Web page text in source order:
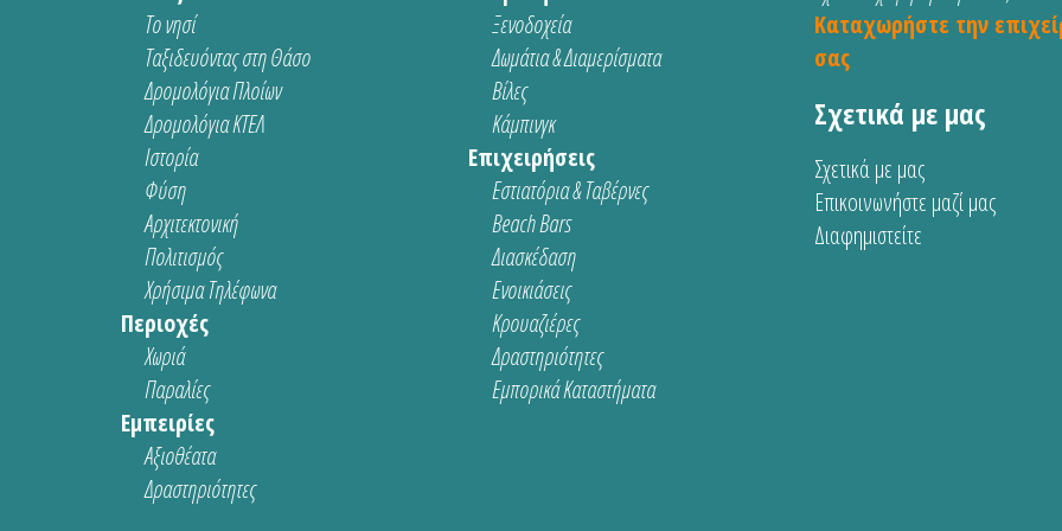
Το νησί
Ταξιδευόντας στη Θάσο
Δρομολόγια Πλοίων
Δρομολόγια ΚΤΕΛ
Ιστορία
Φύση
Αρχιτεκτονική
Πολιτισμός
Χρήσιμα Τηλέφωνα
Περιοχές
Χωριά
Παραλίες
Εμπειρίες
Αξιοθέατα
Δραστηριότητες
Ξενοδοχεία
Δωμάτια & Διαμερίσματα
Βίλες
Κάμπινγκ
Επιχειρήσεις
Εστιατόρια & Ταβέρνες
Beach Bars
Διασκέδαση
Ενοικιάσεις
Κρουαζιέρες
Δραστηριότητες
Εμπορικά Καταστήματα
Καταχωρήστε την
σας
Σχετικά με μας
Σχετικά με μας
Επικοινωνήστε μαζί μας
Διαφημιστείτε